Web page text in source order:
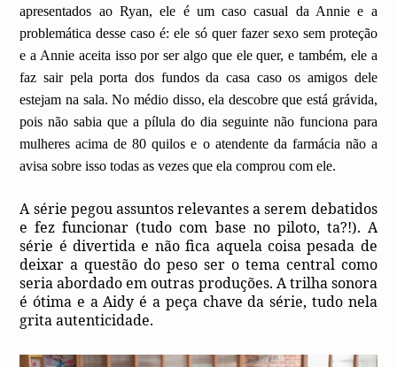
apresentados ao Ryan, ele é um caso casual da Annie e a
problemática desse caso é: ele só quer fazer sexo sem proteção
e a Annie aceita isso por ser algo que ele quer, e também, ele a
faz sair pela porta dos fundos da casa caso os amigos dele
estejam na sala. No médio disso, ela descobre que está grávida,
pois não sabia que a pílula do dia seguinte não funciona para
mulheres acima de 80 quilos e o atendente da farmácia não a
avisa sobre isso todas as vezes que ela comprou com ele.
A série pegou assuntos relevantes a serem debatidos
e fez funcionar (tudo com base no piloto, ta?!). A
série é divertida e não fica aquela coisa pesada de
deixar a questão do peso ser o tema central como
seria abordado em outras produções. A trilha sonora
é ótima e a Aidy é a peça chave da série, tudo nela
grita autenticidade.